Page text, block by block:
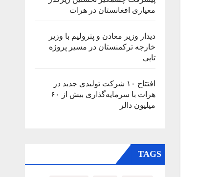
معیاری افغانستان در هرات
دیدار وزیر معادن و پترولیم با وزیر
خارجه ترکمنستان در مسیر پروژه
تاپی
افتتاح ۱۰ شرکت تولیدی جدید در
هرات با سرمایه‌گذاری بیش از ۶۰
میلیون دالر
TAGS